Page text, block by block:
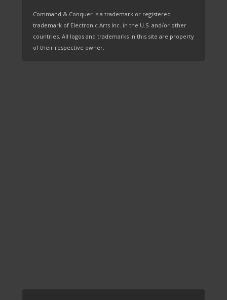
Command & Conquer is a trademark or registered
trademark of Electronic Arts Inc. in the U.S. and/or other
countries. All logos and trademarks in this site are property
of their respective owner.